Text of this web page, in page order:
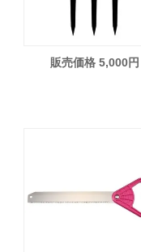
販売価格 5,000円